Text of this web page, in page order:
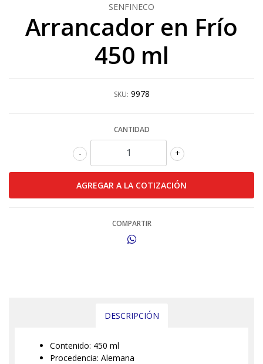
SENFINECO
Arrancador en Frío
450 ml
SKU: 9978
CANTIDAD
+
-
COMPARTIR
DESCRIPCIÓN
Contenido: 450 ml
Procedencia: Alemana